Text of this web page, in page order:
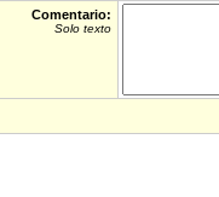
Comentario:
Solo texto